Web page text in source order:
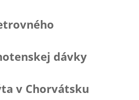
dávky
v Chorvátsku